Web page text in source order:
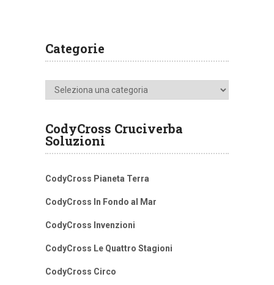
Categorie
Categorie
CodyCross Cruciverba
Soluzioni
CodyCross Pianeta Terra
CodyCross In Fondo al Mar
CodyCross Invenzioni
CodyCross Le Quattro Stagioni
CodyCross Circo